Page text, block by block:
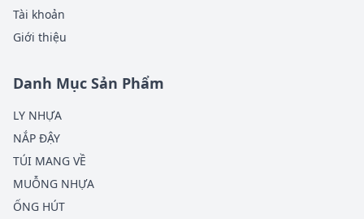
Tài khoản
Giới thiệu
Danh Mục Sản Phẩm
LY NHỰA
NẮP ĐẬY
TÚI MANG VỀ
MUỖNG NHỰA
ỐNG HÚT